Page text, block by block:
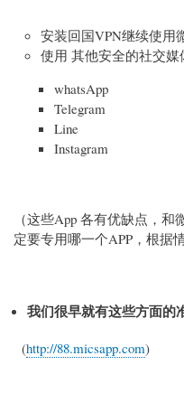
安装回国VPN继续使用
使用 其他安全的社交媒
whatsApp
Telegram
Line
Instagram
（这些App 各有优缺点，
定要专用哪一个APP，根据
我们很早就有这些方面的
(http://88.micsapp.com)